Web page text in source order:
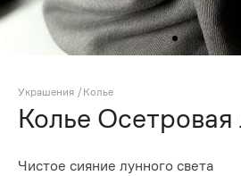
Украшения /Колье
Колье Осетровая
Чистое сияние лунного света